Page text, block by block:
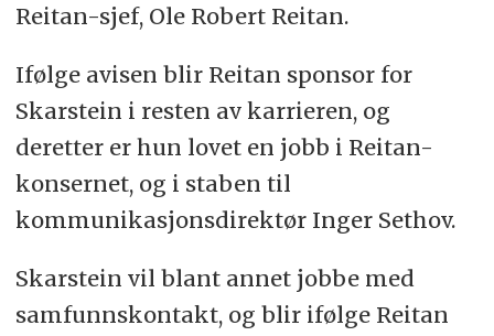
Reitan-sjef, Ole Robert Reitan.
Ifølge avisen blir Reitan sponsor for
Skarstein i resten av karrieren, og
deretter er hun lovet en jobb i Reitan-
konsernet, og i staben til
kommunikasjonsdirektør Inger Sethov.
Skarstein vil blant annet jobbe med
samfunnskontakt, og blir ifølge Reitan